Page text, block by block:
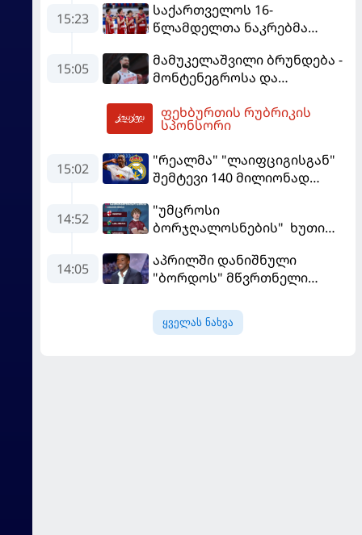
15:23
საქართველოს 16-
წლამდელთა ნაკრებმა
მარცხით გახსნა
15:05
მამუკელაშვილი ბრუნდება -
მონტენეგროსა და
მატჩებისთვის საქართველო
მზადებას 15
ფეხბურთის რუბრიკის
სპონსორი
15:02
"რეალმა" "ლაიფციგისგან"
შემტევი 140 მილიონად
14:52
"უმცროსი
ბორჯღალოსნების" ხუთი
14:05
აპრილში დანიშნული
"ბორდოს" მწვრთნელი
ყველას ნახვა